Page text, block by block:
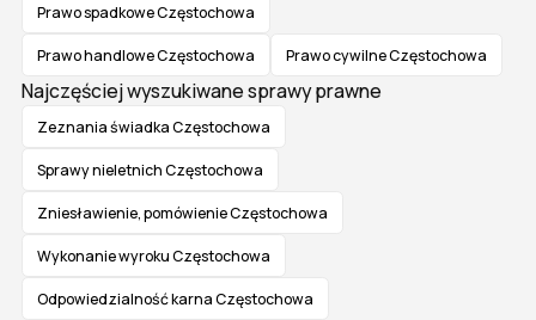
Prawo spadkowe Częstochowa
Prawo handlowe Częstochowa Prawo cywilne Częstochowa
Najczęściej wyszukiwane sprawy prawne
Zeznania świadka Częstochowa
Sprawy nieletnich Częstochowa
Zniesławienie, pomówienie Częstochowa
Wykonanie wyroku Częstochowa
Odpowiedzialność karna Częstochowa